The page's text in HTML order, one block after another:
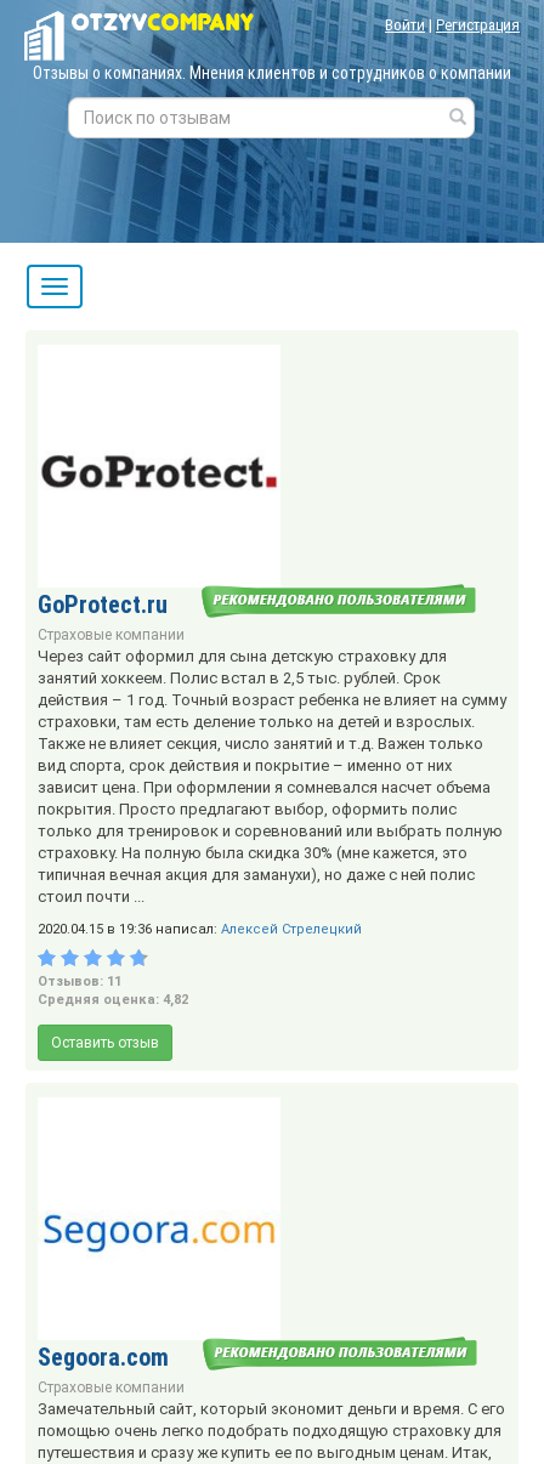
Войти|Регистрация
Отзывы о компаниях. Мнения клиентов и сотрудников о компании
GoProtect.ru
Страховые компании
Через сайт оформил для сына детскую страховку для
занятий хоккеем. Полис встал в 2,5 тыс. рублей. Срок
действия – 1 год. Точный возраст ребенка не влияет на сумму
страховки, там есть деление только на детей и взрослых.
Также не влияет секция, число занятий и т.д. Важен только
вид спорта, срок действия и покрытие – именно от них
зависит цена. При оформлении я сомневался насчет объема
покрытия. Просто предлагают выбор, оформить полис
только для тренировок и соревнований или выбрать полную
страховку. На полную была скидка 30% (мне кажется, это
типичная вечная акция для заманухи), но даже с ней полис
стоил почти ...
2020.04.15 в 19:36 написал: Алексей Стрелецкий
Отзывов: 11
Средняя оценка: 4,82
Оставить отзыв
Segoora.com
Страховые компании
Замечательный сайт, который экономит деньги и время. С его
помощью очень легко подобрать подходящую страховку для
путешествия и сразу же купить ее по выгодным ценам. Итак,